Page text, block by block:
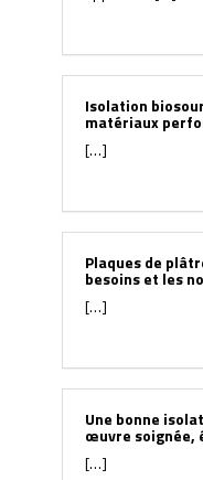
Isolation
matériaux
[…]
Plaques de
besoins et les
[…]
Une bonne
œuvre soignée,
[…]